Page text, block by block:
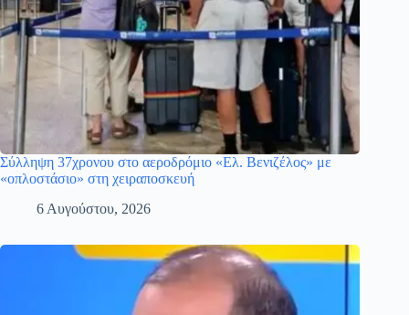
Σύλληψη 37χρονου στο αεροδρόμιο «Ελ. Βενιζέλος» με
«οπλοστάσιο» στη χειραποσκευή
6 Αυγούστου, 2026